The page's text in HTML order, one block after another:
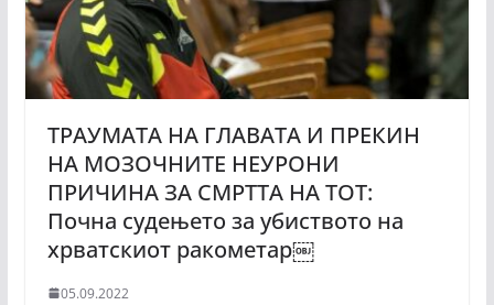
ТРАУМАТА НА ГЛАВАТА И ПРЕКИН
НА МОЗОЧНИТЕ НЕУРОНИ
ПРИЧИНА ЗА СМРТТА НА ТОТ:
Почна судењето за убиството на
хрватскиот ракометар￼
05.09.2022